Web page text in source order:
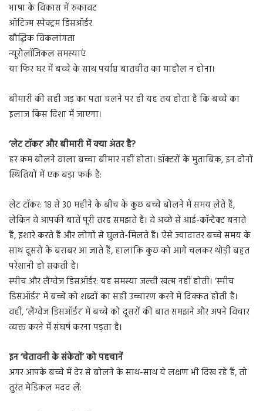
भाषा के विकास में रुकावट
ऑटिज्म स्पेक्ट्रम डिसऑर्डर
बौद्धिक विकलांगता
न्यूरोलॉजिकल समस्याएं
या फिर घर में बच्चे के साथ पर्याप्त बातचीत का माहौल न होना।
बीमारी की सही जड़ का पता चलने पर ही यह तय होता है कि बच्चे का
इलाज किस दिशा में जाएगा।
‘लेट टॉकर’ और बीमारी में क्या अंतर है?
हर कम बोलने वाला बच्चा बीमार नहीं होता। डॉक्टरों के मुताबिक, इन दोनों
स्थितियों में एक बड़ा फर्क है:
लेट टॉकर: 18 से 30 महीने के बीच के कुछ बच्चे बोलने में समय लेते हैं,
लेकिन वे आपकी बातें पूरी तरह समझते हैं। वे अच्छे से आई-कॉन्टैक्ट बनाते
हैं, इशारे करते हैं और लोगों से घुलते-मिलते हैं। ऐसे ज्यादातर बच्चे समय के
साथ दूसरों के बराबर आ जाते हैं, हालांकि कुछ को आगे चलकर थोड़ी बहुत
परेशानी हो सकती है।
स्पीच और लैंग्वेज डिसऑर्डर: यह समस्या जल्दी खत्म नहीं होती। ‘स्पीच
डिसऑर्डर’ में बच्चे को शब्दों का सही उच्चारण करने में दिक्कत होती है।
वहीं, ‘लैंग्वेज डिसऑर्डर’ में बच्चे को दूसरों की बात समझने और अपने विचार
व्यक्त करने में संघर्ष करना पड़ता है।
इन ‘चेतावनी के संकेतों’ को पहचानें
अगर आपके बच्चे में देर से बोलने के साथ-साथ ये लक्षण भी दिख रहे हैं, तो
तुरंत मेडिकल मदद लें: